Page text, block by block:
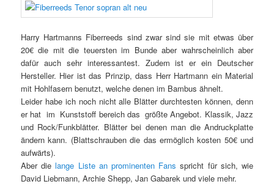
Harry Hartmanns Fiberreeds sind zwar sind sie mit etwas über
20€ die mit die teuersten im Bunde aber wahrscheinlich aber
dafür auch sehr interessantest. Zudem ist er ein Deutscher
Hersteller. Hier ist das Prinzip, dass Herr Hartmann ein Material
mit Hohlfasern benutzt, welche denen im Bambus ähnelt.
Leider habe ich noch nicht alle Blätter durchtesten können, denn
er hat im Kunststoff bereich das größte Angebot. Klassik, Jazz
und Rock/Funkblätter. Blätter bei denen man die Andruckplatte
ändern kann. (Blattschrauben die das ermöglich kosten 50€ und
aufwärts).
Aber dielange Liste an prominenten Fans spricht für sich, wie
David Liebmann, Archie Shepp, Jan Gabarek und viele mehr.